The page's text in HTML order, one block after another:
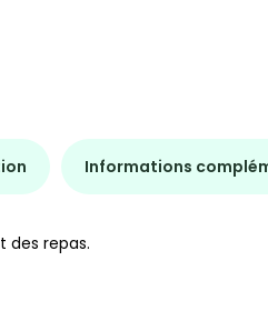
Informations
des repas.